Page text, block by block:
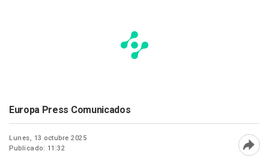
Europa Press Comunicados
Lunes, 13 octubre 2025
Publicado: 11:32